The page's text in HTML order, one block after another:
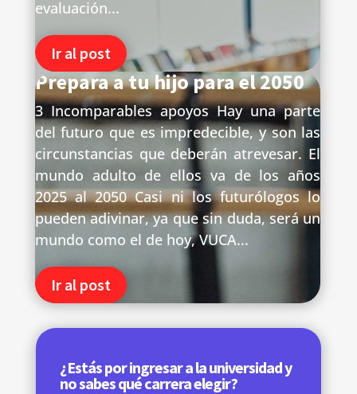
evaluación...
Ir al post
Prepara a tu hijo para el 2050
3 Incomparables apoyos Hay una parte
del futuro que es impredecible, y son las
circunstancias que deberán atrevesar. El
mundo adulto de ellos va de los años
2025 al 2050 Casi ni los futurólogos lo
pueden adivinar, ya que sin duda, será un
mundo como el de hoy, VUCA...
Ir al post
¿Estás por ingresar a la universidad y
no sabes qué carrera elegir?